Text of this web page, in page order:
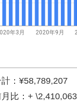
年3月 2020年9月
：¥58,789,207
比：+ \2,410,063